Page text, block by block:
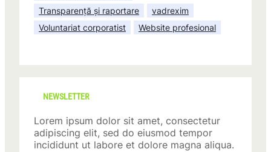
Transparență și raportare
vadrexim
Voluntariat corporatist
Website profesional
NEWSLETTER
Lorem ipsum dolor sit amet, consectetur
adipiscing elit, sed do eiusmod tempor
incididunt ut labore et dolore magna aliqua.